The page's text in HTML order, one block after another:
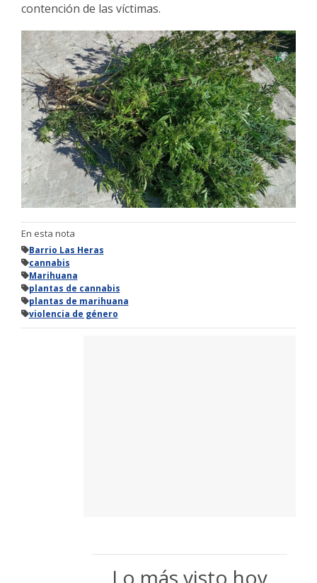
contención de las víctimas.
En esta nota
Barrio Las Heras
cannabis
Marihuana
plantas de cannabis
plantas de marihuana
violencia de género
Lo más visto hoy